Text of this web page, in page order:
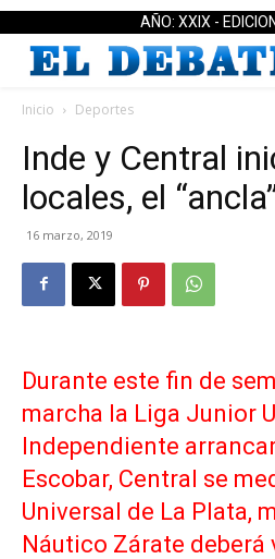
AÑO: XXIX -
Inicio Deportes
Inde y Central
locales, el
16 marzo, 2019
Durante este fin de
marcha la Liga Junior
Independiente
Escobar, Central se
Universal de La Plata,
Náutico Zárate deberá